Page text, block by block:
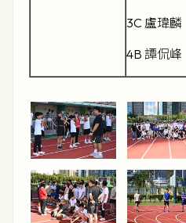
3C 盧瑋麟
4B 譚侃峰